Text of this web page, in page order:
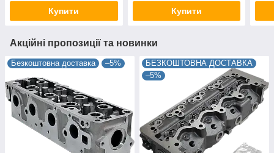
Купити Купити
Акційні пропозиції та новинки
Безкоштовна доставка –5%
БЕЗКОШТОВНА ДОСТАВКА
–5%